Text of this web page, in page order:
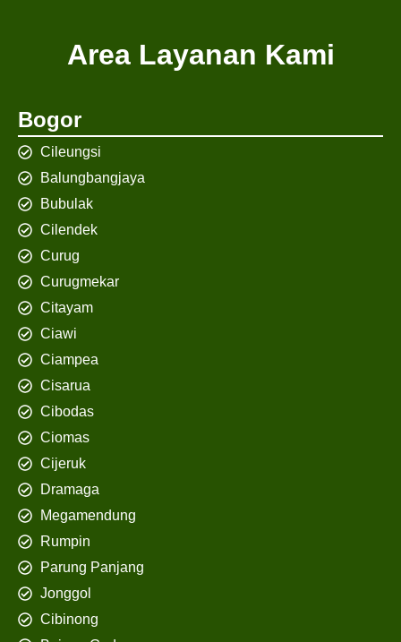
Area Layanan Kami
Bogor
Cileungsi
Balungbangjaya
Bubulak
Cilendek
Curug
Curugmekar
Citayam
Ciawi
Ciampea
Cisarua
Cibodas
Ciomas
Cijeruk
Dramaga
Megamendung
Rumpin
Parung Panjang
Jonggol
Cibinong